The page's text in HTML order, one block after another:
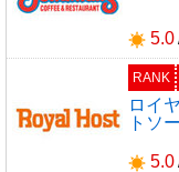
5.0
RANK
ロイ
トソ
5.0